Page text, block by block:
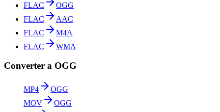
FLAC
OGG
FLAC
AAC
FLAC
M4A
FLAC
WMA
Converter a OGG
MP4
OGG
MOV
OGG